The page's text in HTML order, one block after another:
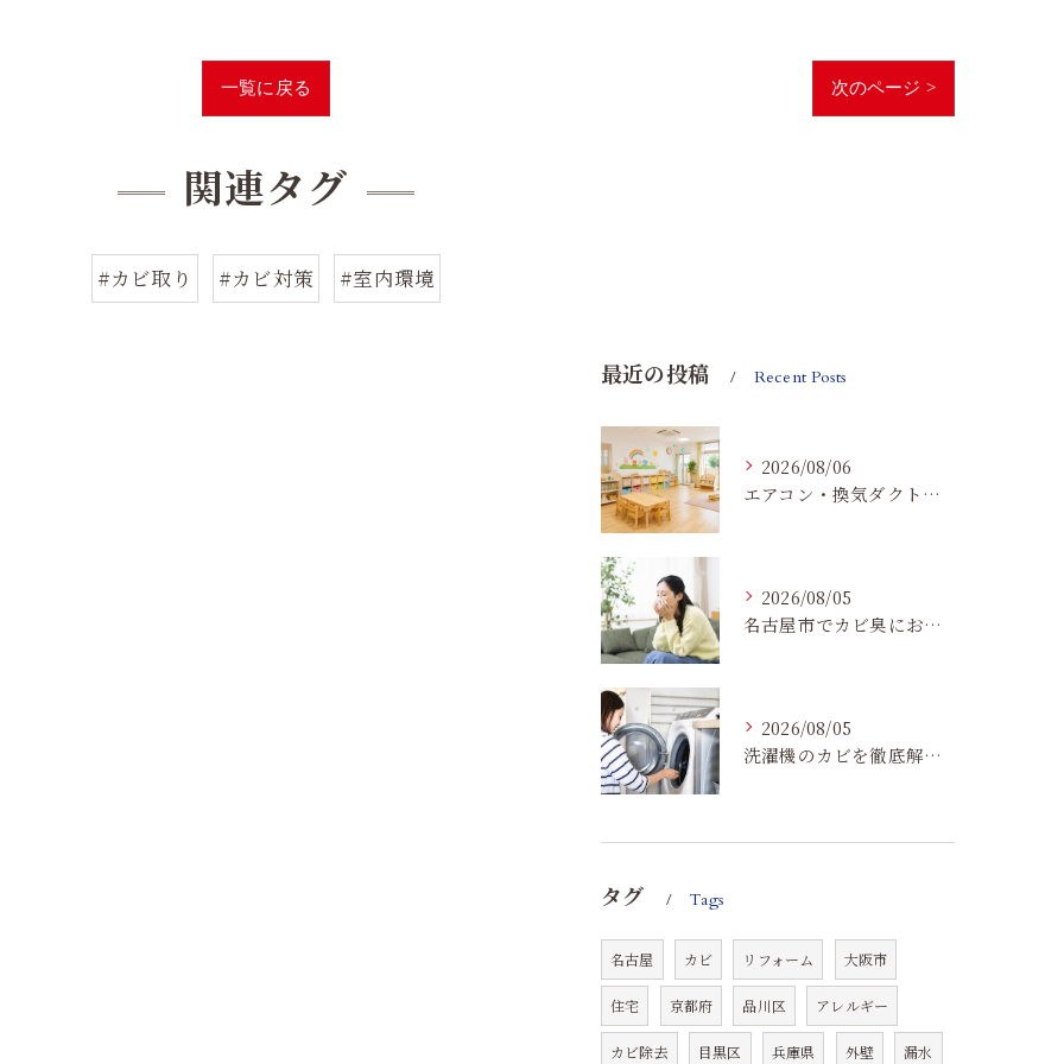
一覧に戻る 次のページ >
関連タグ
#カビ取り #カビ対策 #室内環境
最近の投稿 Recent Posts
2026/08/06
エアコン・換気ダクトのカビ臭を根本改善する方法
2026/08/05
名古屋市でカビ臭にお困りの方へ｜原因を根本解決するカビ取り・防カビ対策とは
2026/08/05
洗濯機のカビを徹底解説｜原因・掃除方法・再発防止までプロが詳しく紹介
タグ Tags
名古屋 カビ リフォーム 大阪市
住宅 京都府 品川区 アレルギー
カビ除去 目黒区 兵庫県 外壁 漏水